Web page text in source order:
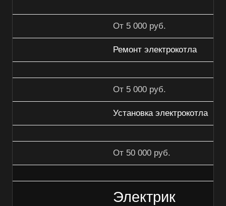
От 5 000 руб.
Ремонт электрокотла
От 5 000 руб.
Установка электрокотла
От 50 000 руб.
Электрик